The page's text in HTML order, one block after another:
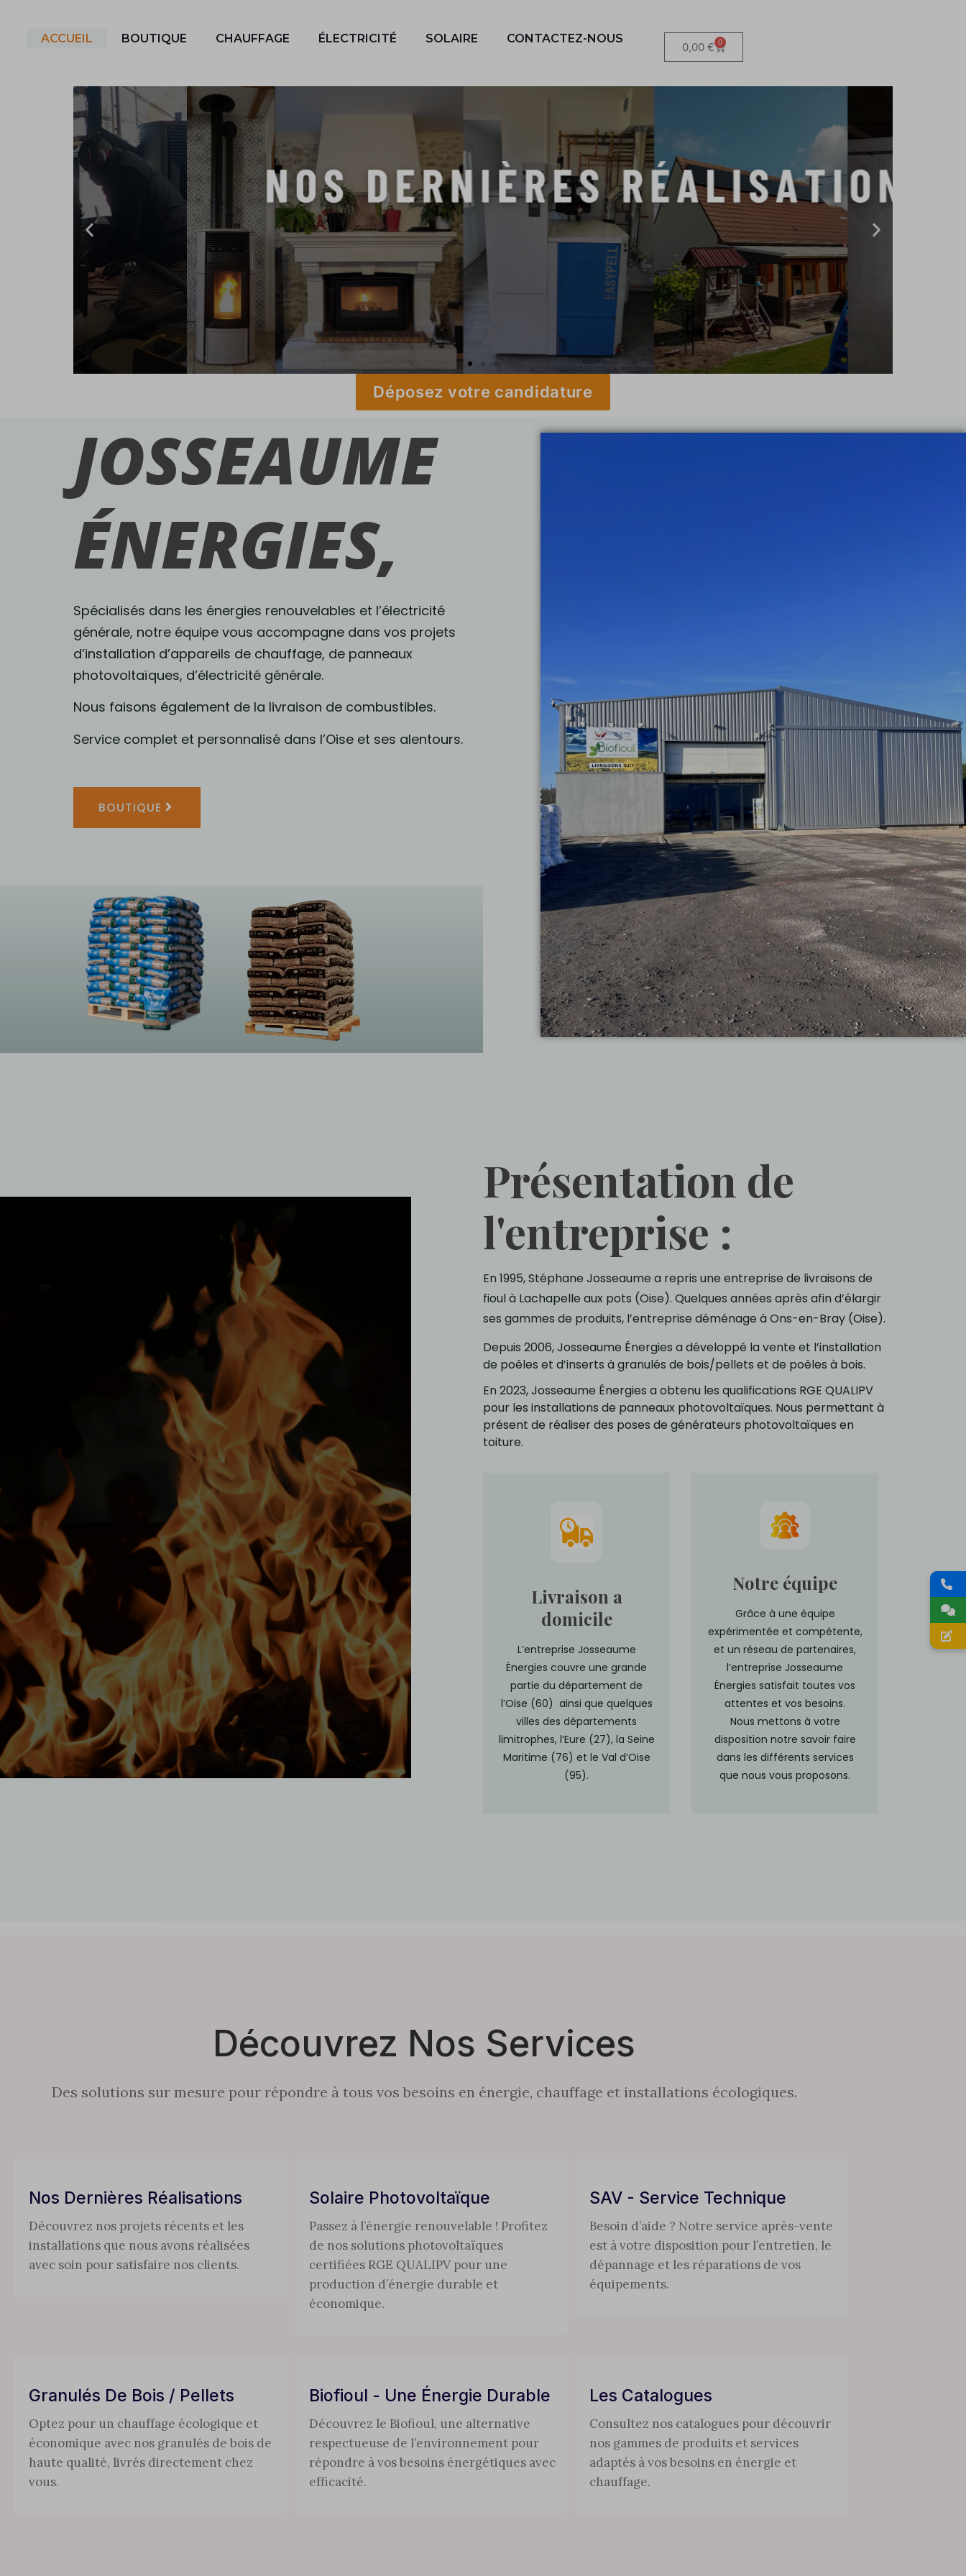
ACCUEIL BOUTIQUE CHAUFFAGE ÉLECTRICITÉ SOLAIRE CONTACTEZ-NOUS
0,00€ 0
savoir
plus
Déposez votre candidature
JOSSEAUME
ÉNERGIES,
Spécialisés dans les énergies renouvelables et l’électricité
générale, notre équipe vous accompagne dans vos projets
d’installation d’appareils de chauffage, de panneaux
photovoltaïques, d’électricité générale.
Nous faisons également de la livraison de combustibles.
Service complet et personnalisé dans l’Oise et ses alentours.
BOUTIQUE
Présentation de
l'entreprise :
En 1995, Stéphane Josseaume a repris une entreprise de livraisons de
fioul à Lachapelle aux pots (Oise). Quelques années après afin d’élargir
ses gammes de produits, l’entreprise déménage à Ons-en-Bray (Oise).
Depuis 2006, Josseaume Énergies a développé la vente et l’installation
de poêles et d’inserts à granulés de bois/pellets et de poêles à bois.
En 2023, Josseaume Énergies a obtenu les qualifications RGE QUALIPV
pour les installations de panneaux photovoltaïques. Nous permettant à
présent de réaliser des poses de générateurs photovoltaïques en
toiture.
Livraison a
domicile
L’entreprise Josseaume
Énergies couvre une grande
partie du département de
l’Oise (60) ainsi que quelques
villes des départements
limitrophes, l’Eure (27), la Seine
Maritime (76) et le Val d’Oise
(95).
Notre équipe
Grâce à une équipe
expérimentée et compétente,
et un réseau de partenaires,
l’entreprise Josseaume
Énergies satisfait toutes vos
attentes et vos besoins.
Nous mettons à votre
disposition notre savoir faire
dans les différents services
que nous vous proposons.
Découvrez Nos Services
Des solutions sur mesure pour répondre à tous vos besoins en énergie, chauffage et installations écologiques.
Nos Dernières Réalisations
Découvrez nos projets récents et les
installations que nous avons réalisées
avec soin pour satisfaire nos clients.
Solaire Photovoltaïque
Passez à l’énergie renouvelable ! Profitez
de nos solutions photovoltaïques
certifiées RGE QUALIPV pour une
production d’énergie durable et
économique.
SAV - Service Technique
Besoin d’aide ? Notre service après-vente
est à votre disposition pour l’entretien, le
dépannage et les réparations de vos
équipements.
Granulés De Bois / Pellets
Optez pour un chauffage écologique et
économique avec nos granulés de bois de
haute qualité, livrés directement chez
vous.
Biofioul - Une Énergie Durable
Découvrez le Biofioul, une alternative
respectueuse de l’environnement pour
répondre à vos besoins énergétiques avec
efficacité.
Les Catalogues
Consultez nos catalogues pour découvrir
nos gammes de produits et services
adaptés à vos besoins en énergie et
chauffage.